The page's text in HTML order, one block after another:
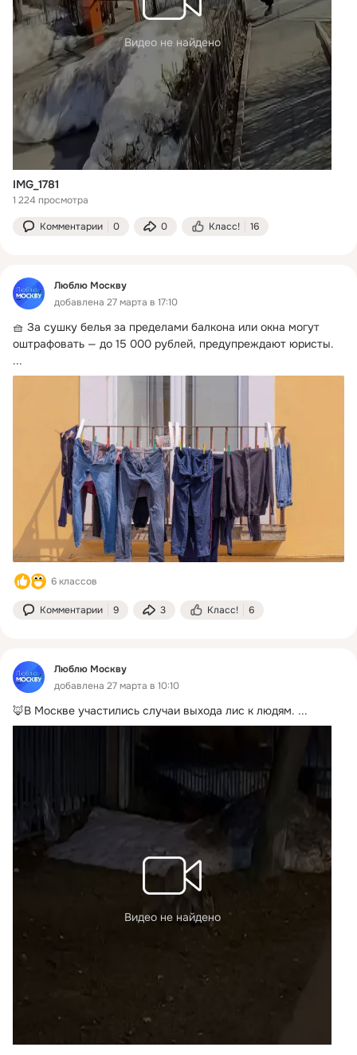
Видео не найдено
IMG_1781
1 224 просмотра
Комментарии 0 0 Класс! 16
Люблю Москву
добавлена 27 марта в 17:10
🧺 За сушку белья за пределами балкона или окна могут
оштрафовать — до 15 000 рублей, предупреждают юристы.
...
6 классов
Комментарии 9 3 Класс! 6
Люблю Москву
добавлена 27 марта в 10:10
🦊В Москве участились случаи выхода лис к людям. ...
Видео не найдено